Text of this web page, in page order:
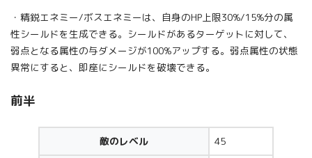
・精鋭エネミー/ボスエネミーは、自身のHP上限30%/15%分の属
性シールドを生成できる。シールドがあるターゲットに対して、
弱点となる属性の与ダメージが100%アップする。弱点属性の状態
異常にすると、即座にシールドを破壊できる。
前半
敵のレベル 45